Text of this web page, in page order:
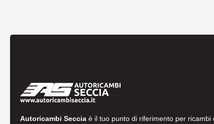
Autoricambi Seccia è il tuo punto di riferimento per